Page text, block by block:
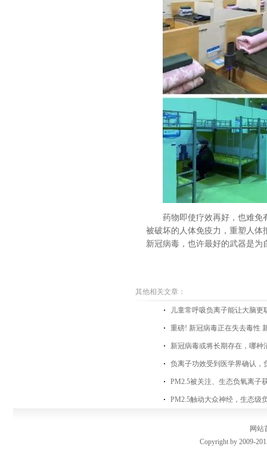
药物即使疗效再好，也难免
被破坏的人体免疫力，重塑人体
新冠病毒，也许最好的武器是
其他相关文章：
儿童常呼吸负离子能让大脑更
重磅! 新冠病毒正在失去毒性
新冠病毒或将长期存在，哪种
负离子功效受到医学界确认，
PM2.5被关注、生态负氧离子
PM2.5触动大众神经，生态级
网站
Copyright by 2009-